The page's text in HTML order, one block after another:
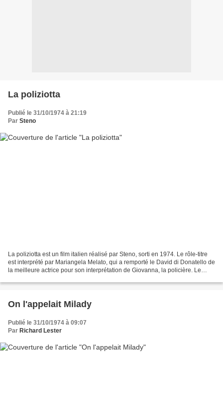
La poliziotta
Publié le 31/10/1974 à 21:19
Par Steno
La poliziotta est un film italien réalisé par Steno, sorti en 1974. Le rôle-titre
est interprété par Mariangela Melato, qui a remporté le David di Donatello de
la meilleure actrice pour son interprétation de Giovanna, la policière. Le
On l'appelait Milady
Publié le 31/10/1974 à 09:07
Par Richard Lester